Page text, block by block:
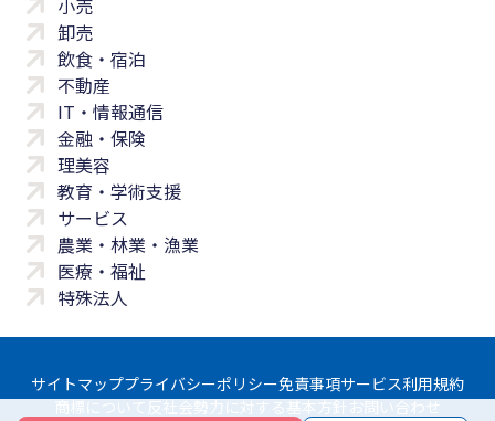
小売
卸売
飲食・宿泊
不動産
IT・情報通信
金融・保険
理美容
教育・学術支援
サービス
農業・林業・漁業
医療・福祉
特殊法人
サイトマッププライバシーポリシー免責事項サービス利用規約
商標について 反社会勢力に対する基本方針 お問い合わせ